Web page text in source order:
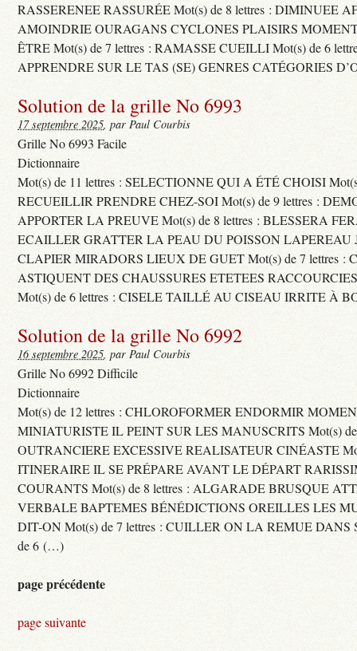
RASSERENEE RASSURÉE Mot(s) de 8 lettres : DIMINUEE
AMOINDRIE OURAGANS CYCLONES PLAISIRS
ÊTRE Mot(s) de 7 lettres : RAMASSE CUEILLI Mot(s) de 6
APPRENDRE SUR LE TAS (SE) GENRES CATÉGORIES
Solution de la grille No 6993
17 septembre 2025, par Paul Courbis
Grille No 6993 Facile
Dictionnaire
Mot(s) de 11 lettres : SELECTIONNE QUI A ÉTÉ CHOISI
RECUEILLIR PRENDRE CHEZ-SOI Mot(s) de 9 lettres :
APPORTER LA PREUVE Mot(s) de 8 lettres : BLESSERA
ECAILLER GRATTER LA PEAU DU POISSON LAPEREAU
CLAPIER MIRADORS LIEUX DE GUET Mot(s) de 7 lettres :
ASTIQUENT DES CHAUSSURES ETETEES
Mot(s) de 6 lettres : CISELE TAILLÉ AU CISEAU IRRITE À
Solution de la grille No 6992
16 septembre 2025, par Paul Courbis
Grille No 6992 Difficile
Dictionnaire
Mot(s) de 12 lettres : CHLOROFORMER ENDORMIR
MINIATURISTE IL PEINT SUR LES MANUSCRITS Mot(s) de
OUTRANCIERE EXCESSIVE REALISATEUR CINÉASTE
ITINERAIRE IL SE PRÉPARE AVANT LE DÉPART
COURANTS Mot(s) de 8 lettres : ALGARADE BRUSQUE
VERBALE BAPTEMES BÉNÉDICTIONS OREILLES LES
DIT-ON Mot(s) de 7 lettres : CUILLER ON LA REMUE DANS
de 6 (…)
page précédente
page suivante